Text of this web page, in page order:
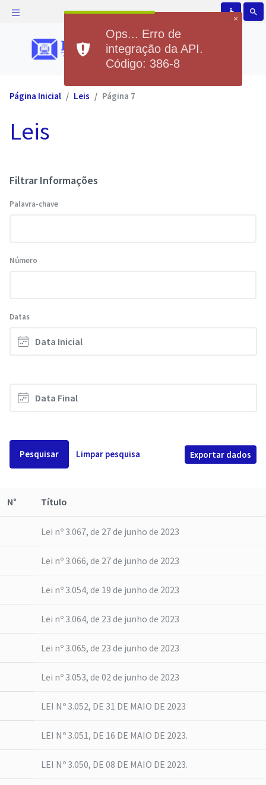
accessible search
Página Inicial Leis Página 7
Leis
Filtrar Informações
Palavra-chave
Número
Datas
Pesquisar Limpar pesquisa Exportar dados
N° Título
Lei nº 3.067, de 27 de junho de 2023
Lei nº 3.066, de 27 de junho de 2023
Lei nº 3.054, de 19 de junho de 2023
Lei nº 3.064, de 23 de junho de 2023
Lei nº 3.065, de 23 de junho de 2023
Lei nº 3.053, de 02 de junho de 2023
LEI Nº 3.052, DE 31 DE MAIO DE 2023
LEI Nº 3.051, DE 16 DE MAIO DE 2023.
LEI Nº 3.050, DE 08 DE MAIO DE 2023.
×
Ops... Erro de
integração da API.
Código: 386-8